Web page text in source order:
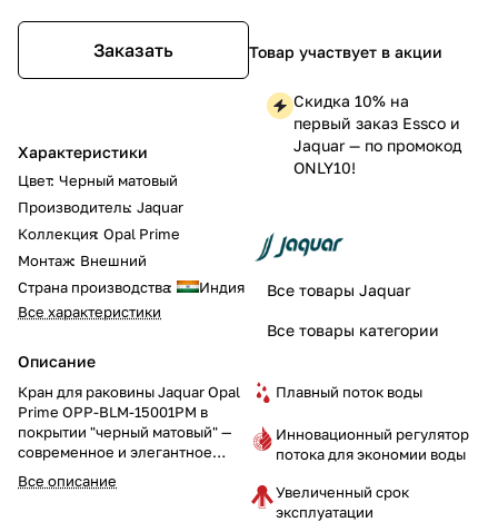
Заказать
Характеристики
Цвет: Черный матовый
Производитель: Jaquar
Коллекция: Opal Prime
Монтаж: Внешний
Страна производства:
Индия
Все характеристики
Описание
Кран для раковины Jaquar Opal
Prime OPP-BLM-15001PM в
покрытии "черный матовый" —
современное и элегантное
решение для вашей ванной
комнаты. Компактный кран с
Все описание
Товар участвует в акции
Скидка 10% на
первый заказ Essco и
Jaquar — по промокод
ONLY10!
Все товары Jaquar
Все товары категории
Плавный поток воды
Инновационный регулятор
потока для экономии воды
Увеличенный срок
эксплуатации